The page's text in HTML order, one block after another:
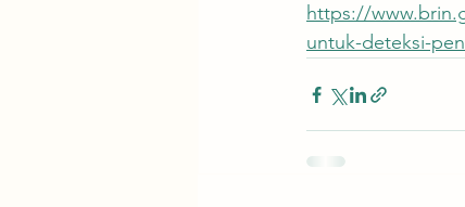
https://
untuk-deteksi-